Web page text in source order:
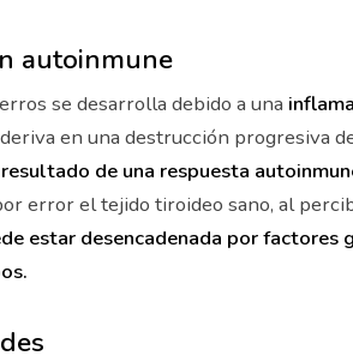
autoinmune
se desarrolla debido a una
en una destrucción progresiva
resultado de una respuesta
error el tejido tiroideo sano, al
estar desencadenada por factores